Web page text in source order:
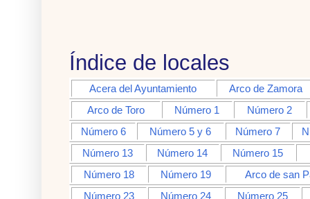
Índice de locales
Acera del Ayuntamiento
Arco de Zamora
Arco de Toro
Número 1
Número 2
Número 6
Número 5 y 6 Número 7
Número 13
Número 14
Número 15
Número 18
Número 19
Arco de san
Número 23
Número 24 Número 25